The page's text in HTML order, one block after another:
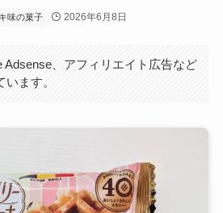
味の菓子 2026年6月8日
Adsense、アフィリエイト広告など
ます。